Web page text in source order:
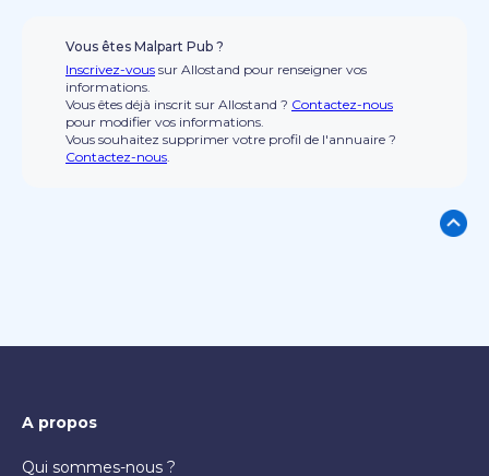
Vous êtes Malpart Pub ?
Inscrivez-vous sur Allostand pour renseigner vos
informations.
Vous êtes déjà inscrit sur Allostand ? Contactez-nous
pour modifier vos informations.
Vous souhaitez supprimer votre profil de l'annuaire ?
Contactez-nous.
A propos
Qui sommes-nous ?